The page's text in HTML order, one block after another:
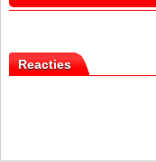
Reacties